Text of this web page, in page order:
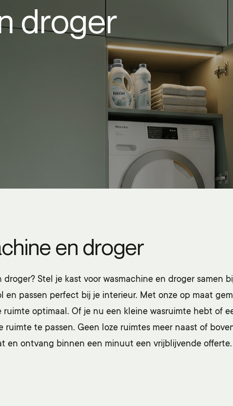
droger
en droger
droger? Stel je kast voor wasmachine en droger samen
passen perfect bij je interieur. Met onze op maat
optimaal. Of je nu een kleine wasruimte hebt of
te passen. Geen loze ruimtes meer naast of
en ontvang binnen een minuut een vrijblijvende offerte.